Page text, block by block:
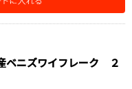
ベニズワイフレーク ２